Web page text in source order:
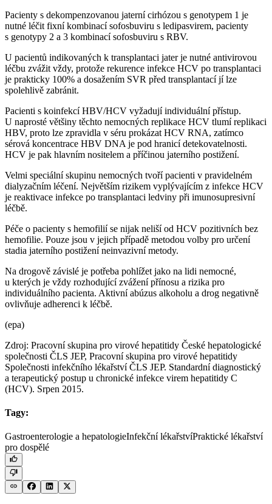
Pacienty s dekompenzovanou jaterní cirhózou s genotypem 1 je
nutné léčit fixní kombinací sofosbuviru s ledipasvirem, pacienty
s genotypy 2 a 3 kombinací sofosbuviru s RBV.
U pacientů indikovaných k transplantaci jater je nutné antivirovou
léčbu zvážit vždy, protože rekurence infekce HCV po transplantaci
je prakticky 100% a dosažením SVR před transplantací jí lze
spolehlivě zabránit.
Pacienti s koinfekcí HBV/HCV vyžadují individuální přístup.
U naprosté většiny těchto nemocných replikace HCV tlumí replikaci
HBV, proto lze zpravidla v séru prokázat HCV RNA, zatímco
sérová koncentrace HBV DNA je pod hranicí detekovatelnosti.
HCV je pak hlavním nositelem a příčinou jaterního postižení.
Velmi speciální skupinu nemocných tvoří pacienti v pravidelném
dialyzačním léčení. Největším rizikem vyplývajícím z infekce HCV
je reaktivace infekce po transplantaci ledviny při imunosupresivní
léčbě.
Péče o pacienty s hemofilií se nijak neliší od HCV pozitivních bez
hemofilie. Pouze jsou v jejich případě metodou volby pro určení
stadia jaterního postižení neinvazivní metody.
Na drogově závislé je potřeba pohlížet jako na lidi nemocné,
u kterých je vždy rozhodující zvážení přínosu a rizika pro
individuálního pacienta. Aktivní abúzus alkoholu a drog negativně
ovlivňuje adherenci k léčbě.
(epa)
Zdroj: Pracovní skupina pro virové hepatitidy České hepatologické
společnosti ČLS JEP, Pracovní skupina pro virové hepatitidy
Společnosti infekčního lékařství ČLS JEP. Standardní diagnostický
a terapeutický postup u chronické infekce virem hepatitidy C
(HCV). Srpen 2015.
Tagy:
Gastroenterologie a hepatologieInfekční lékařstvíPraktické lékařství
pro dospělé